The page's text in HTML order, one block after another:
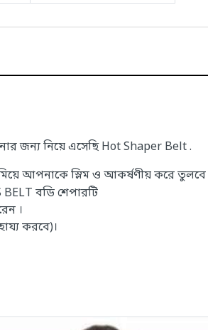
জন্য নিয়ে এসেছি Hot Shaper Belt .
আপনাকে স্লিম ও আকর্ষণীয় করে তুলবে
বডি শেপারটি
।
করবে)।